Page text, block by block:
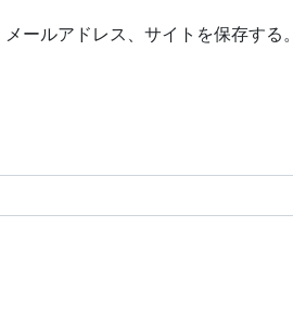
ールアドレス、サイトを保存する。